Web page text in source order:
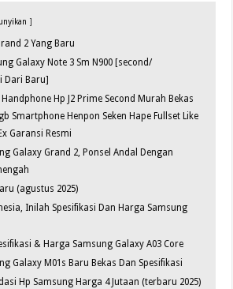
2 Yang Baru
Galaxy Note 3 Sm N900 [second/
Dari Baru]
Handphone Hp J2 Prime Second Murah Bekas
Smartphone Henpon Seken Hape Fullset Like
Garansi Resmi
Galaxy Grand 2, Ponsel Andal Dengan
(agustus 2025)
Inilah Spesifikasi Dan Harga Samsung
& Harga Samsung Galaxy A03 Core
Galaxy M01s Baru Bekas Dan Spesifikasi
Hp Samsung Harga 4 Jutaan (terbaru 2025)